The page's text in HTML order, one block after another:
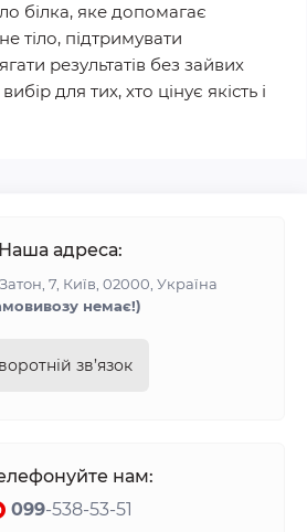
білка, яке допомагає
тіло, підтримувати
результатів без зайвих
для тих, хто цінує якість і
Наша адреса:
7, Київ, 02000, Україна
немає!)
зв’язок
нам:
099-538-53-51